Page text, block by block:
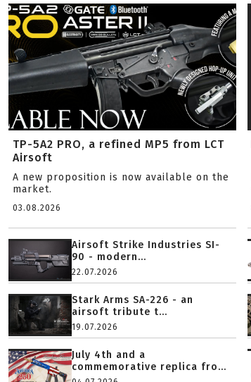
TP-5A2 PRO, a refined MP5 from LCT
Airsoft
A new proposition is now available on the
market.
03.08.2026
Airsoft Strike Industries SI-
90 - modern...
22.07.2026
Stark Arms SA-226 - an
airsoft tribute t...
19.07.2026
July 4th and a
commemorative replica fro...